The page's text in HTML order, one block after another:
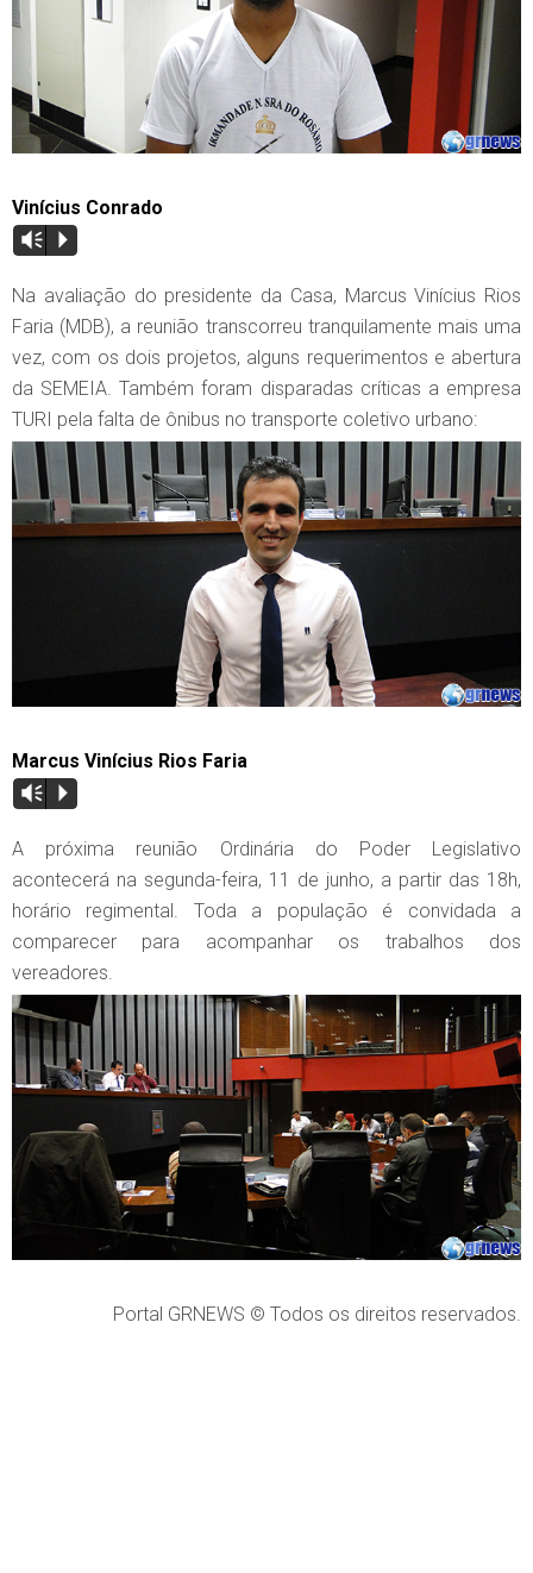
Vinícius Conrado
Vm P
Na avaliação do presidente da Casa, Marcus Vinícius Rios
Faria (MDB), a reunião transcorreu tranquilamente mais uma
vez, com os dois projetos, alguns requerimentos e abertura
da SEMEIA. Também foram disparadas críticas a empresa
TURI pela falta de ônibus no transporte coletivo urbano:
Marcus Vinícius Rios Faria
Vm P
A próxima reunião Ordinária do Poder Legislativo
acontecerá na segunda-feira, 11 de junho, a partir das 18h,
horário regimental. Toda a população é convidada a
comparecer para acompanhar os trabalhos dos
vereadores.
Portal GRNEWS © Todos os direitos reservados.